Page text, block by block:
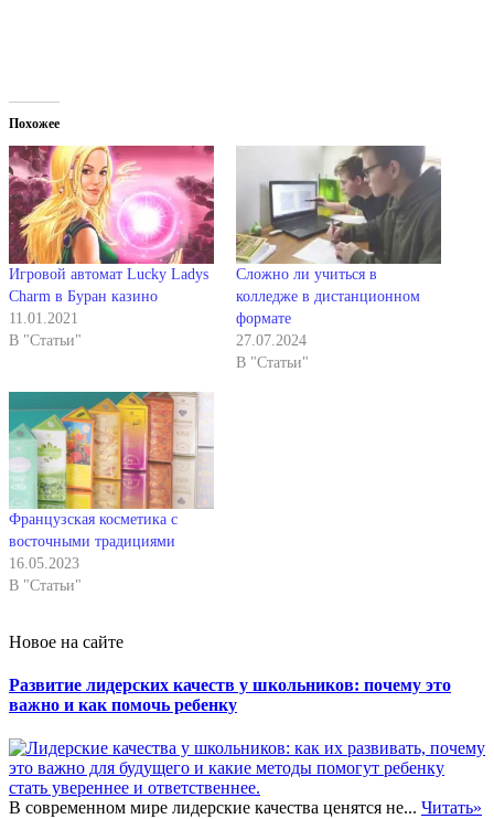
Похожее
Игровой автомат Lucky Ladys
Charm в Буран казино
11.01.2021
В "Статьи"
Сложно ли учиться в
колледже в дистанционном
формате
27.07.2024
В "Статьи"
Французская косметика с
восточными традициями
16.05.2023
В "Статьи"
Новое на сайте
Развитие лидерских качеств у школьников: почему это
важно и как помочь ребенку
В современном мире лидерские качества ценятся не... Читать»